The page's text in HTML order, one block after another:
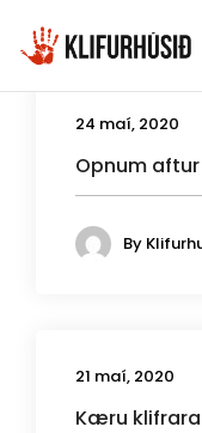
24 maí, 2020
Opnum
By
21 maí, 2020
Kæru